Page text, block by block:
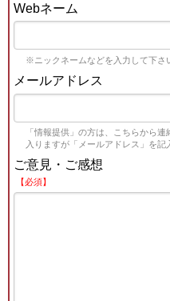
Webネーム
※ニックネームなどを入力して下さい
メールアドレス
「情報提供」の方は、こちらから
入りますが「メールアドレス」を記
ご意見・ご感想
【必須】